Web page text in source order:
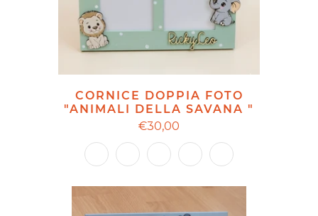
CORNICE DOPPIA FOTO
"ANIMALI DELLA SAVANA "
€30,00